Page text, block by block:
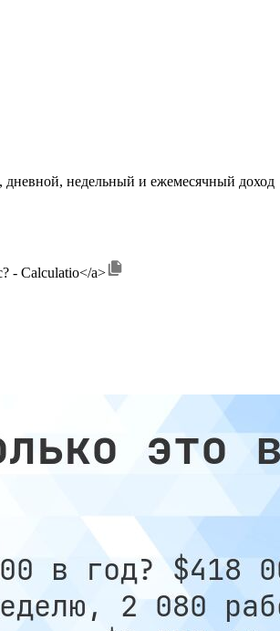
дневной, недельный и ежемесячный доход
- Calculatio</a>